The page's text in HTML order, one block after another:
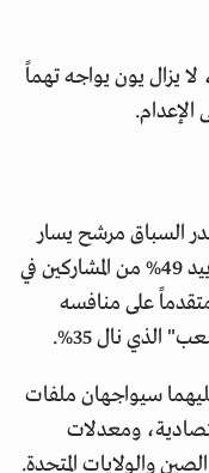
يزال يون يواجه تهماً
السباق مرشح يسار
الوسط لي جاي ميونغ الذي حصل على تأييد 49% من المشاركين في
على منافسه
نال 35%.
سيواجهان ملفات
ومعدلات
والولايات المتحدة.